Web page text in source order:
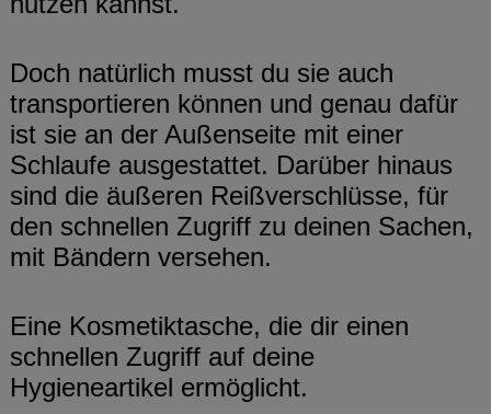
Doch natürlich musst du sie auch
transportieren können und genau dafür
ist sie an der Außenseite mit einer
Schlaufe ausgestattet. Darüber hinaus
sind die äußeren Reißverschlüsse, für
den schnellen Zugriff zu deinen Sachen,
mit Bändern versehen.
Eine Kosmetiktasche, die dir einen
schnellen Zugriff auf deine
Hygieneartikel ermöglicht.